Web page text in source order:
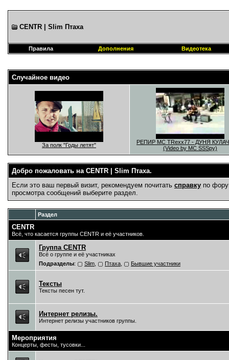
CENTR | Slim Птаха
Правила Дополнения Видеотека
Случайное видео
За полк "Годы летят"
РЕПИР MC TRexx77 - ДУНЯ
(Video by MC SSSру)
Добро пожаловать на CENTR | Slim Птаха.
Если это ваш первый визит, рекомендуем почитать справку по
просмотра сообщений выберите раздел.
Раздел
CENTR
Всё, что касается группы CENTR и её участников.
Группа CENTR
Всё о группе и её участниках
Подразделы: Slim Птаха Бывшие участники
Тексты
Тексты песен тут.
Интернет релизы.
Интернет релизы участников группы.
Мероприятия
Концерты, фесты, тусовки...